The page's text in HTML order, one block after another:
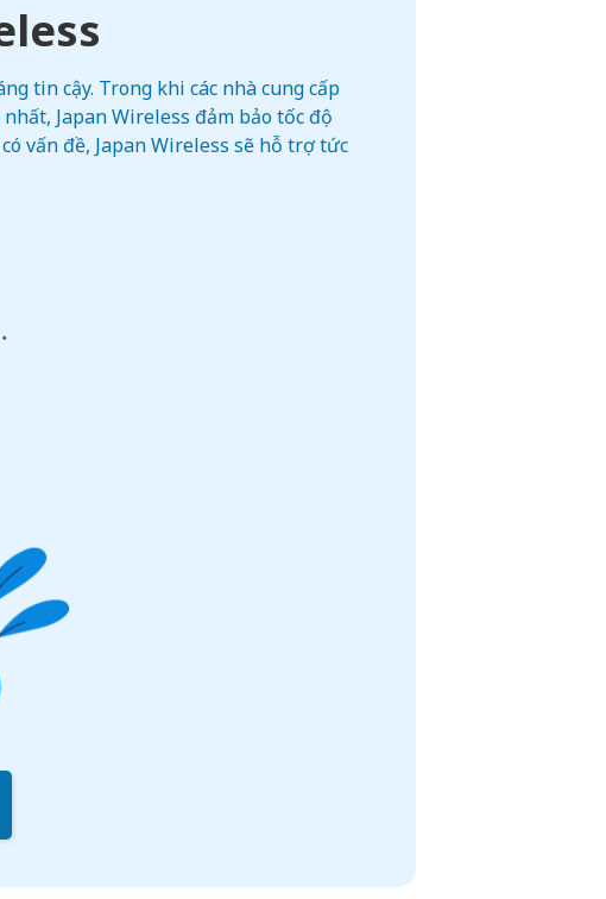
tin cậy. Trong khi các nhà cung cấp
Japan Wireless đảm bảo tốc độ
vấn đề, Japan Wireless sẽ hỗ trợ tức